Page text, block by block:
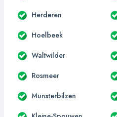
Herderen
Hoelbeek
Waltwilder
Rosmeer
Munsterbilzen